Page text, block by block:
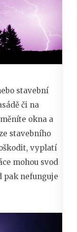
stavební
či na
okna a
stavebního
vyplatí
mohou svod
pak nefunguje